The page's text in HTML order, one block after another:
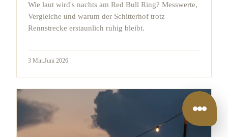
Wie laut wird's nachts am Red Bull Ring? Messwerte,
Vergleiche und warum der Schitterhof trotz
Rennstrecke erstaunlich ruhig bleibt.
3 Min. Juni 2026